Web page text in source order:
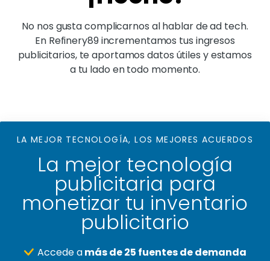
No nos gusta complicarnos al hablar de ad tech.
En Refinery89 incrementamos tus ingresos
publicitarios, te aportamos datos útiles y estamos
a tu lado en todo momento.
LA MEJOR TECNOLOGÍA, LOS MEJORES ACUERDOS
La mejor tecnología
publicitaria para
monetizar tu inventario
publicitario
Accede amás de 25 fuentes de demanda